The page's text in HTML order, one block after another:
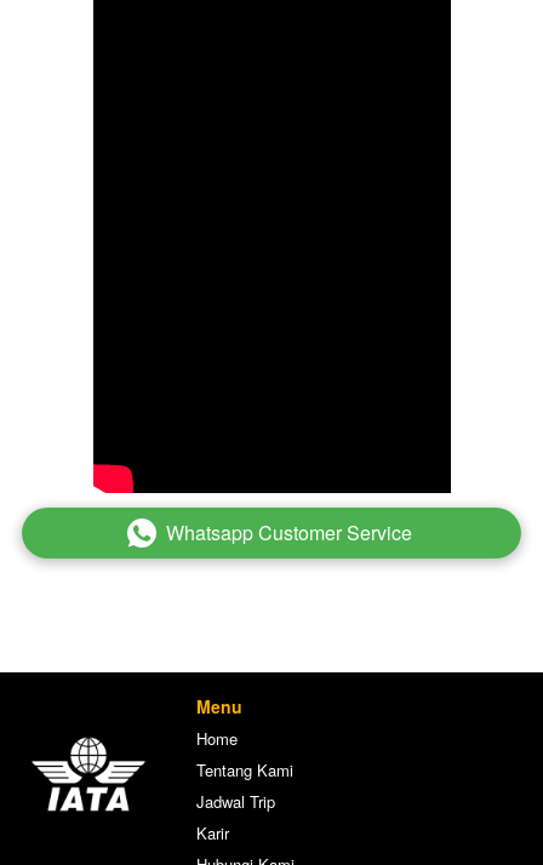
` Whatsapp Customer Service
Menu
Home
Tentang Kami
Jadwal Trip
Karir